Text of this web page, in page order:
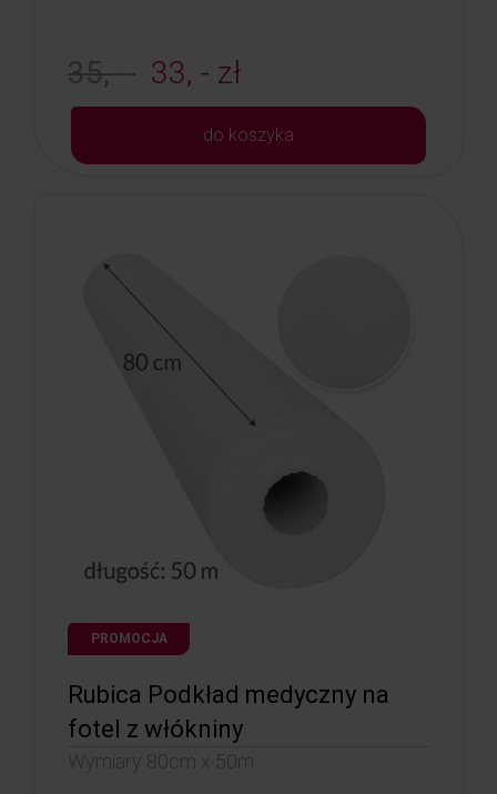
35, - 33, - zł
do koszyka
PROMOCJA
Rubica Podkład medyczny na
fotel z włókniny
Wymiary 80cm x 50m